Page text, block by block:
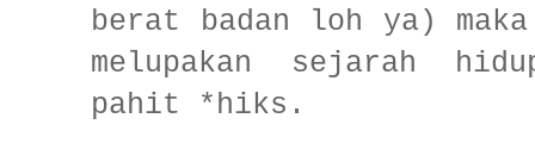
berat badan loh ya)
melupakan sejarah
pahit *hiks.